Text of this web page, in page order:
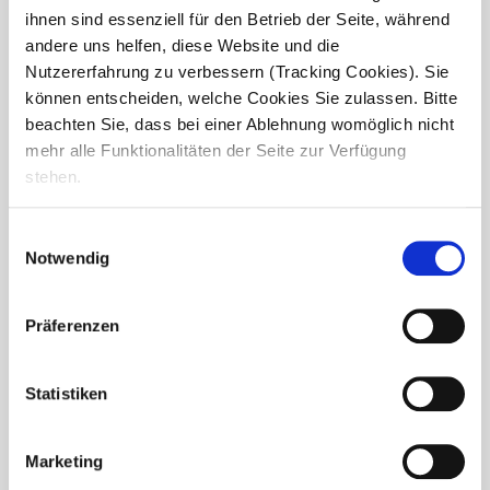
ihnen sind essenziell für den Betrieb der Seite, während
andere uns helfen, diese Website und die
Nutzererfahrung zu verbessern (Tracking Cookies). Sie
können entscheiden, welche Cookies Sie zulassen. Bitte
beachten Sie, dass bei einer Ablehnung womöglich nicht
mehr alle Funktionalitäten der Seite zur Verfügung
stehen.
Notwendig
Präferenzen
Statistiken
Marketing
Am 07. Dezember 2025 feierten wir im Seniorendomizil
Haus Martin gemeinsam mit den Bewohnerinnen und
Bewohnern des Wohnbereichs 2 eine wunderschöne
Weihnachtsfeier. In festlicher Atmosphäre wurde gelacht,...